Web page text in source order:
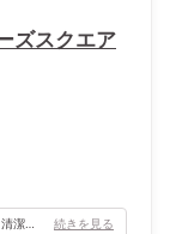
ズスクエア
私たちが選んだ披露宴会場は、真っ白な内装が特徴で、清潔感と洗練された雰囲気が漂っています。大きな窓からは川の景色が広がり、自然の穏やかさを感じながら特別な時間を過ごすことができました。 会場内には複数の登場口が設けられており、さまざまな場所からサプライズで登場できる演出が可能です。これにより、ゲストの皆さまに驚きと喜びを提供することができて、思い出深い披露宴となりました！ 続きを見る